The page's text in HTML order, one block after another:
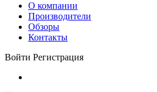
О компании
Производители
Обзоры
Контакты
Войти Регистрация